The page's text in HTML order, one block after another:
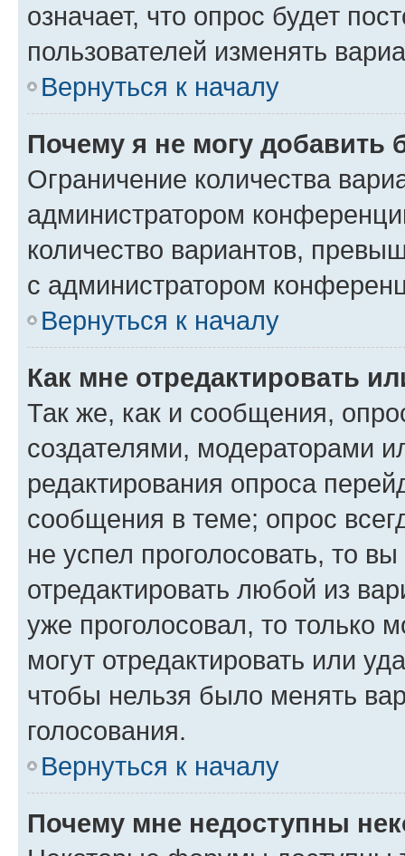
означает, что опрос будет
пользователей изменять
Вернуться к началу
Почему я не могу добавить
Ограничение количества
администратором
количество вариантов,
с администратором
Вернуться к началу
Как мне отредактировать
Так же, как и сообщения,
создателями, модераторами
редактирования опроса
сообщения в теме; опрос
не успел проголосовать, то
отредактировать любой из
уже проголосовал, то только
могут отредактировать или
чтобы нельзя было менять
голосования.
Вернуться к началу
Почему мне недоступны